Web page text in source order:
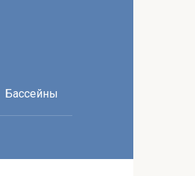
Бассейны